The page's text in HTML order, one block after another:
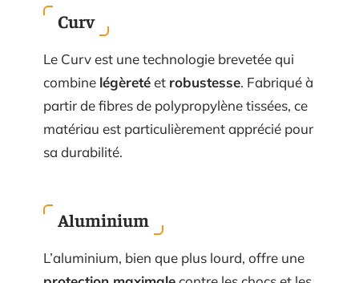
Curv
Le Curv est une technologie brevetée qui
combine légèretéet robustesse. Fabriqué à
partir de fibres de polypropylène tissées, ce
matériau est particulièrement apprécié pour
sa durabilité.
Aluminium
L’aluminium, bien que plus lourd, offre une